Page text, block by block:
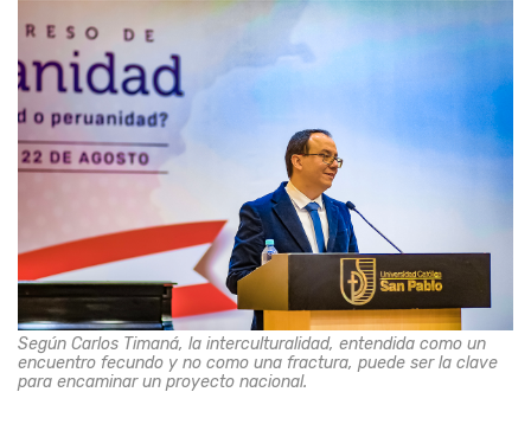
Según Carlos Timaná, la interculturalidad, entendida como un
encuentro fecundo y no como una fractura, puede ser la clave
para encaminar un proyecto nacional.